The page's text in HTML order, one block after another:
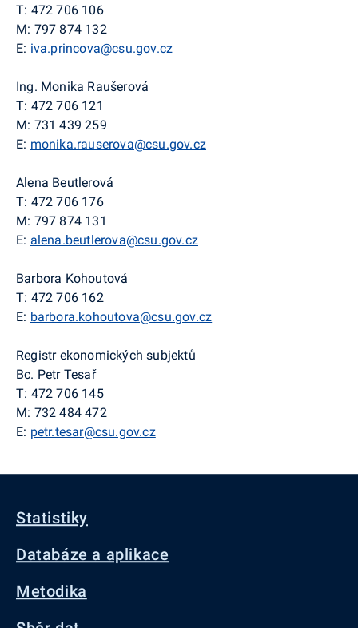
T: 472 706 106
M: 797 874 132
E: iva.princova@csu.gov.cz
Ing. Monika Raušerová
T: 472 706 121
M: 731 439 259
E: monika.rauserova@csu.gov.cz
Alena Beutlerová
T: 472 706 176
M: 797 874 131
E: alena.beutlerova@csu.gov.cz
Barbora Kohoutová
T: 472 706 162
E: barbora.kohoutova@csu.gov.cz
Registr ekonomických subjektů
Bc. Petr Tesař
T: 472 706 145
M: 732 484 472
E: petr.tesar@csu.gov.cz
Statistiky
Databáze a aplikace
Metodika